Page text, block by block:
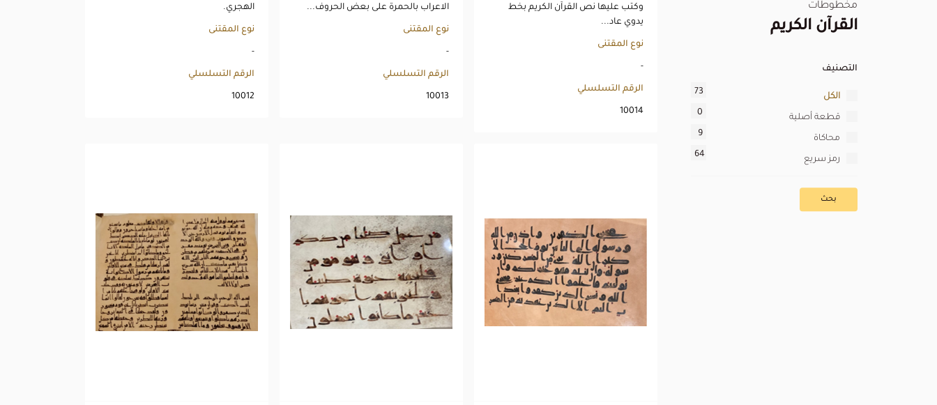
مخطوطات
القرآن الكريم
التصنيف
73
الكل
0
قطعة أصلية
9
محاكاة
64
رمز سريع
بحث
وكتب عليها نص القرآن الكريم بخط
يدوي عاد...
نوع المقتنى
-
الرقم التسلسلي
10014
الاعراب بالحمرة على بعض الحروف...
نوع المقتنى
-
الرقم التسلسلي
10013
الهجري.
نوع المقتنى
-
الرقم التسلسلي
10012